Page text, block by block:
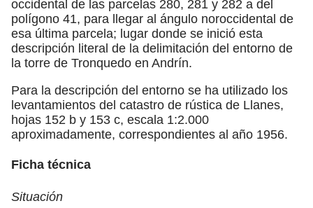
occidental de las parcelas 280, 281 y 282 a del
polígono 41, para llegar al ángulo noroccidental de
esa última parcela; lugar donde se inició esta
descripción literal de la delimitación del entorno de
la torre de Tronquedo en Andrín.
Para la descripción del entorno se ha utilizado los
levantamientos del catastro de rústica de Llanes,
hojas 152 b y 153 c, escala 1:2.000
aproximadamente, correspondientes al año 1956.
Ficha técnica
Situación